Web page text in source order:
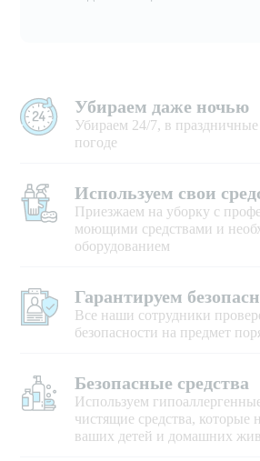
Убираем даже ночью
Убираем 24/7, в
погоде
Используем свои
Приезжаем на уборку с
моющими средствами и
оборудованием
Гарантируем
Все наши сотрудники
безопасности на предмет
Безопасные средства
Используем
чистящие средства, которые
ваших детей и домашних